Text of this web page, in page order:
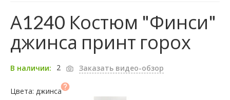
А1240 Костюм "Финси"
джинса принт горох
В наличии: 2 Заказать видео-обзор
Цвета: джинса